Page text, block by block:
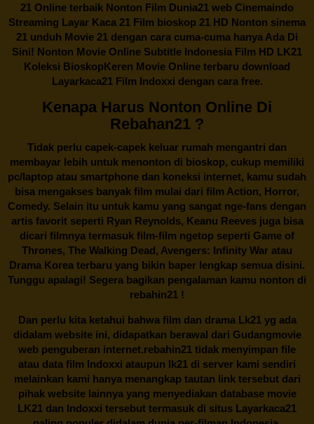
21 Online terbaik Nonton Film Dunia21 web Cinemaindo
Streaming Layar Kaca 21 Film bioskop 21 HD Nonton sinema
21 unduh Movie 21 dengan cara cuma-cuma hanya Ada Di
Sini! Nonton Movie Online Subtitle Indonesia Film HD LK21
Koleksi BioskopKeren Movie Online terbaru download
Layarkaca21 Film Indoxxi dengan cara free.
Kenapa Harus Nonton Online Di
Rebahan21 ?
Tidak perlu capek-capek keluar rumah mengantri dan
membayar lebih untuk menonton di bioskop, cukup memiliki
pc/laptop atau smartphone dan koneksi internet, kamu sudah
bisa mengakses banyak film mulai dari film Action, Horror,
Comedy. Selain itu untuk kamu yang sangat nge-fans dengan
artis favorit seperti Ryan Reynolds, Keanu Reeves juga bisa
dicari filmnya termasuk film-film ngetop seperti Game of
Thrones, The Walking Dead, Avengers: Infinity War atau
Drama Korea terbaru yang bikin baper lengkap semua disini.
Tunggu apalagi! Segera bagikan pengalaman kamu nonton di
rebahin21 !
Dan perlu kita ketahui bahwa film dan dramaLk21yg ada
didalam website ini, didapatkan berawal dari Gudangmovie
web penguberan internet.rebahin21 tidak menyimpan file
atau data film Indoxxi ataupun lk21 di server kami sendiri
melainkan kami hanya menangkap tautan link tersebut dari
pihak website lainnya yang menyediakan database movie
LK21 dan Indoxxi tersebut termasuk di situs Layarkaca21